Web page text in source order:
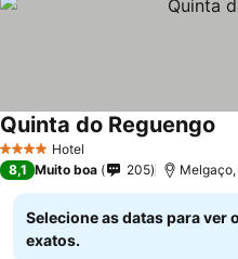
4 EstrelasHotel
Quinta do Reguengo
8,1 Muito boa 205
Selecione as datas para ver
exatos.